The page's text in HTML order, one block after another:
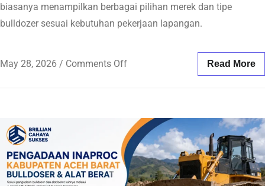
biasanya menampilkan berbagai pilihan merek dan tipe
bulldozer sesuai kebutuhan pekerjaan lapangan.
May 28, 2026 / Comments Off Read More